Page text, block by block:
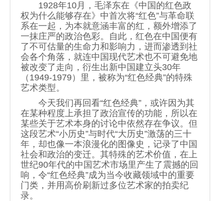
1928年10月，毛泽东在《中国的红色政
权为什么能够存在》中首次将“红色”与革命联
系在一起，为本就意涵丰富的红，额外增添了
一抹庄严的政治色彩。自此，红色在中国便有
了不可估量的生命力和影响力，进而渗透到社
会各个角落，就连中国现代艺术也不可避免地
被改变了走向，衍生出新中国建立头30年
（1949-1979）里，被称为“红色经典”的特殊
艺术类型。
今天我们再回看“红色经典”，或许因为其
在某种程度上承担了政治宣传的功能，所以在
某些关于艺术本身的讨论中依然存在争议。但
这段艺术“小历史”与时代“大历史”激荡的三十
年，却也像一本浪漫化的图像史，记录了中国
社会和政治的变迁。其特殊的艺术价值，在上
世纪90年代的中国艺术市场里产生了震撼的回
响，令“红色经典”成为当今收藏领域中的重要
门类，并用高价刷新过多位艺术家的拍卖纪
录。